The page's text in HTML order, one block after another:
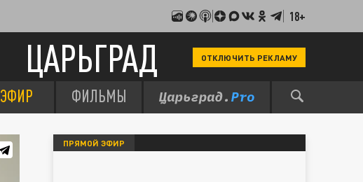
18+
ЦАРЬГРАД ОТКЛЮЧИТЬ РЕКЛАМУ
ЭФИР ФИЛЬМЫ
ПРЯМОЙ ЭФИР